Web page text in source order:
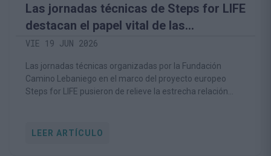
Las jornadas técnicas de Steps for LIFE
destacan el papel vital de las
comunidades rurales en la
conservación del medio natural
VIE 19 JUN 2026
Las jornadas técnicas organizadas por la Fundación
Camino Lebaniego en el marco del proyecto europeo
Steps for LIFE pusieron de relieve la estrecha relación
LEER ARTÍCULO